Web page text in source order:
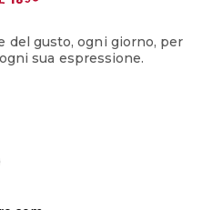
del gusto, ogni giorno, per
sua espressione.